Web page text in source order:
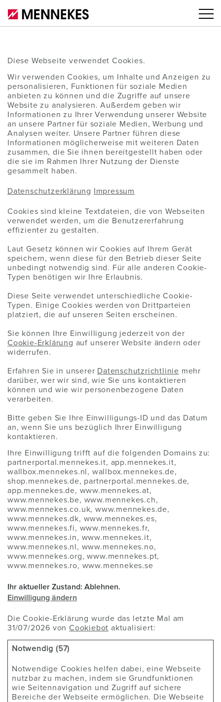
Diese Webseite verwendet Cookies.
Wir verwenden Cookies, um Inhalte und Anzeigen zu
personalisieren, Funktionen für soziale Medien
anbieten zu können und die Zugriffe auf unsere
Website zu analysieren. Außerdem geben wir
Informationen zu Ihrer Verwendung unserer Website
an unsere Partner für soziale Medien, Werbung und
Analysen weiter. Unsere Partner führen diese
Informationen möglicherweise mit weiteren Daten
zusammen, die Sie ihnen bereitgestellt haben oder
die sie im Rahmen Ihrer Nutzung der Dienste
gesammelt haben.
Datenschutzerklärung Impressum
Cookies sind kleine Textdateien, die von Webseiten
verwendet werden, um die Benutzererfahrung
effizienter zu gestalten.
Laut Gesetz können wir Cookies auf Ihrem Gerät
speichern, wenn diese für den Betrieb dieser Seite
unbedingt notwendig sind. Für alle anderen Cookie-
Typen benötigen wir Ihre Erlaubnis.
Diese Seite verwendet unterschiedliche Cookie-
Typen. Einige Cookies werden von Drittparteien
platziert, die auf unseren Seiten erscheinen.
Sie können Ihre Einwilligung jederzeit von der
Cookie-Erklärung auf unserer Website ändern oder
widerrufen.
Erfahren Sie in unserer Datenschutzrichtlinie mehr
darüber, wer wir sind, wie Sie uns kontaktieren
können und wie wir personenbezogene Daten
verarbeiten.
Bitte geben Sie Ihre Einwilligungs-ID und das Datum
an, wenn Sie uns bezüglich Ihrer Einwilligung
kontaktieren.
Ihre Einwilligung trifft auf die folgenden Domains zu:
partnerportal.mennekes.it, app.mennekes.it,
wallbox.mennekes.nl, wallbox.mennekes.de,
shop.mennekes.de, partnerportal.mennekes.de,
app.mennekes.de, www.mennekes.at,
www.mennekes.be, www.mennekes.ch,
www.mennekes.co.uk, www.mennekes.de,
www.mennekes.dk, www.mennekes.es,
www.mennekes.fi, www.mennekes.fr,
www.mennekes.in, www.mennekes.it,
www.mennekes.nl, www.mennekes.no,
www.mennekes.org, www.mennekes.pt,
www.mennekes.ro, www.mennekes.se
Ihr aktueller Zustand: Ablehnen.
Einwilligung ändern
Die Cookie-Erklärung wurde das letzte Mal am
31/07/2026 vonCookiebot aktualisiert:
Notwendig (57)
Notwendige Cookies helfen dabei, eine Webseite
nutzbar zu machen, indem sie Grundfunktionen
wie Seitennavigation und Zugriff auf sichere
Bereiche der Webseite ermöglichen. Die Webseite